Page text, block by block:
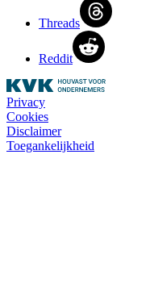
Threads
Reddit
Privacy
Cookies
Disclaimer
Toegankelijkheid